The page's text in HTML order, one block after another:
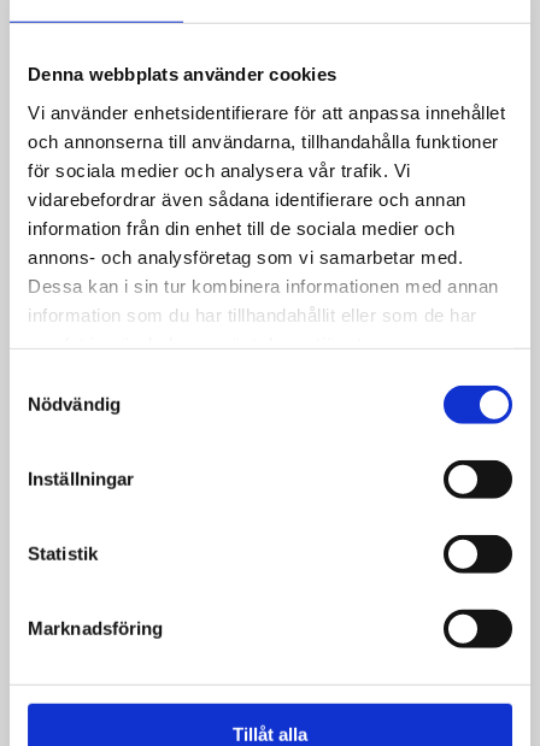
Denna webbplats använder cookies
Vi använder enhetsidentifierare för att anpassa innehållet
och annonserna till användarna, tillhandahålla funktioner
för sociala medier och analysera vår trafik. Vi
vidarebefordrar även sådana identifierare och annan
information från din enhet till de sociala medier och
annons- och analysföretag som vi samarbetar med.
Dessa kan i sin tur kombinera informationen med annan
information som du har tillhandahållit eller som de har
Nödvändig
Inställningar
Statistik
Marknadsföring
Tillåt alla
Se Svaneholmkök